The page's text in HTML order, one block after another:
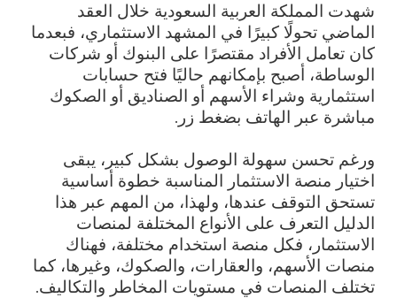
شهدت المملكة العربية السعودية خلال العقد
الماضي تحولًا كبيرًا في المشهد الاستثماري، فبعدما
كان تعامل الأفراد مقتصرًا على البنوك أو شركات
الوساطة، أصبح بإمكانهم حاليًا فتح حسابات
استثمارية وشراء الأسهم أو الصناديق أو الصكوك
مباشرة عبر الهاتف بضغط زر.
ورغم تحسن سهولة الوصول بشكل كبير، يبقى
اختيار منصة الاستثمار المناسبة خطوة أساسية
تستحق التوقف عندها، ولهذا، من المهم عبر هذا
الدليل التعرف على الأنواع المختلفة لمنصات
الاستثمار، فكل منصة استخدام مختلفة، فهناك
منصات الأسهم، والعقارات، والصكوك، وغيرها، كما
تختلف المنصات في مستويات المخاطر والتكاليف.